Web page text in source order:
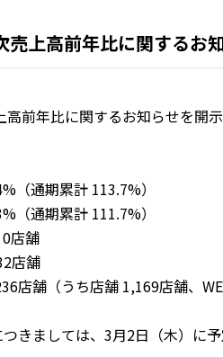
売上高前年比に関するお
前年比に関するお知らせを開示
通期累計 113.7%）
通期累計 111.7%）
舗
舗
舗（うち店舗 1,169店舗、
きましては、3月2日（木）に予